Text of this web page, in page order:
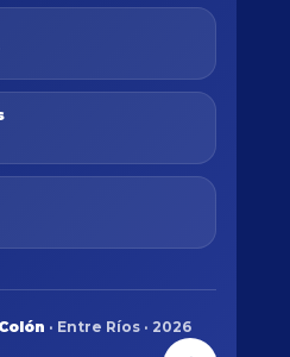
· Entre Ríos · 2026